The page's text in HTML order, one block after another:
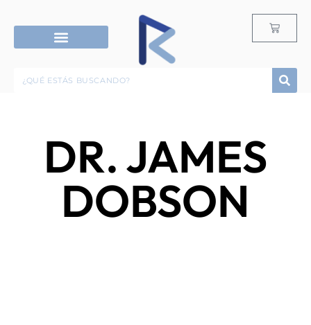
DR. JAMES
DOBSON